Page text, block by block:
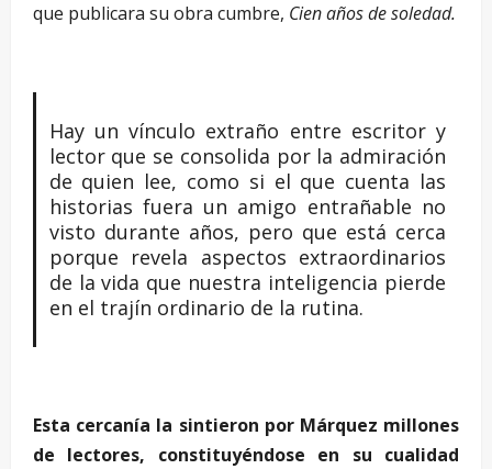
que publicara su obra cumbre, Cien años de soledad.
Hay un vínculo extraño entre escritor y
lector que se consolida por la admiración
de quien lee, como si el que cuenta las
historias fuera un amigo entrañable no
visto durante años, pero que está cerca
porque revela aspectos extraordinarios
de la vida que nuestra inteligencia pierde
en el trajín ordinario de la rutina.
Esta cercanía la sintieron por Márquez millones
de lectores, constituyéndose en su cualidad